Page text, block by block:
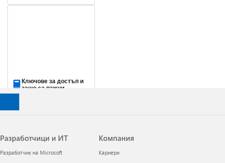
Ключове за достъп и
защо са важни
Разработчици и ИТ
Разработчик на Microsoft
Компания
Кариери